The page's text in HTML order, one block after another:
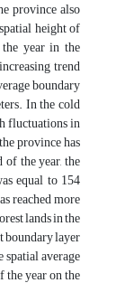
province also
height of
year in the
trend
boundary
In the cold
fluctuations in
province has
the year, the
equal to 154
reached more
lands in the
boundary layer
spatial average
year on the